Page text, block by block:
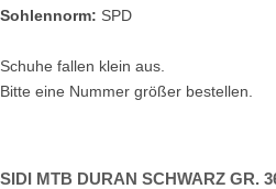
Sohlennorm: SPD
Schuhe fallen klein aus.
Bitte eine Nummer größer bestellen.
SIDI MTB DURAN SCHWARZ GR.